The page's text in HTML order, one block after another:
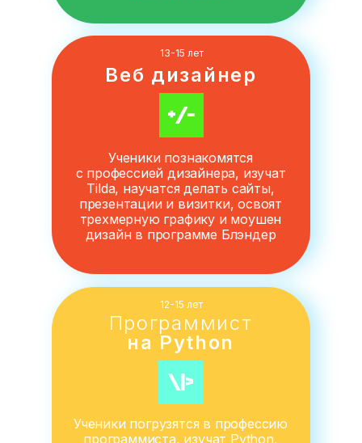
Программист
на Python
Ученики погрузятся в профессию
программиста, изучат Python,
12-15 лет
Веб дизайнер
Ученики познакомятся
с профессией дизайнера, изучат
Tilda, научатся делать сайты,
презентации и визитки, освоят
трехмерную графику и моушен
дизайн в программе Блэндер
13-15 лет